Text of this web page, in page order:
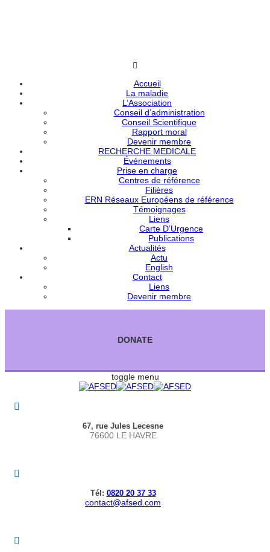
Accueil
La maladie
L’Association
Conseil d’administration
Conseil Scientifique
Rapport moral
Devenir membre
RECHERCHE MEDICALE
Événements
Prise en charge
Centres de référence
Filières
ERN Réseaux Européens de référence
Témoignages
Liens
Carte D’Urgence
Publications
Actualités
Actu
English
Contact
Liens
Devenir membre
DONATE
toggle menu
67, rue Jules Lecesne
76600 LE HAVRE
Tél: 0820 20 37 33
contact@afsed.com